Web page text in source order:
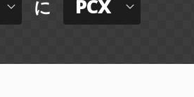
に PCX